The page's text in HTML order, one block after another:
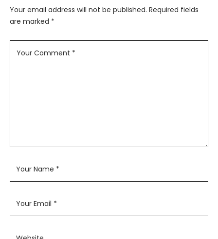
Your email address will not be published. Required fields
are marked *